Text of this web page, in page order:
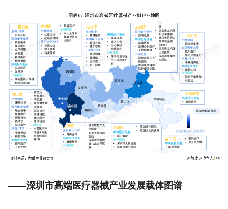
——深圳市高端医疗器械产业发展载体图谱